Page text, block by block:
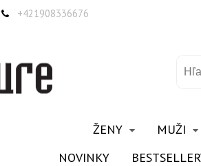
+421908336676
ŽENY
MUŽI
NOVINKY